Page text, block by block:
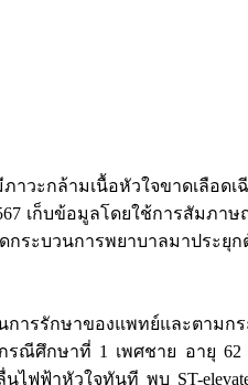
าวะกล้ามเนื้อหัวใจขาดเลื
เก็บข้อมูลโดยใช้การสัมภ
ะบวนการพยาบาลมาประยุก
ารรักษาของแพทย์และตามก
ณีศึกษาที่ 1 เพศชาย อายุ
ฟฟ้าหัวใจทันที พบ ST-